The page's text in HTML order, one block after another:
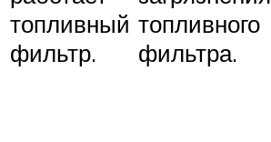
топливный
фильтр.
топливного
фильтра.